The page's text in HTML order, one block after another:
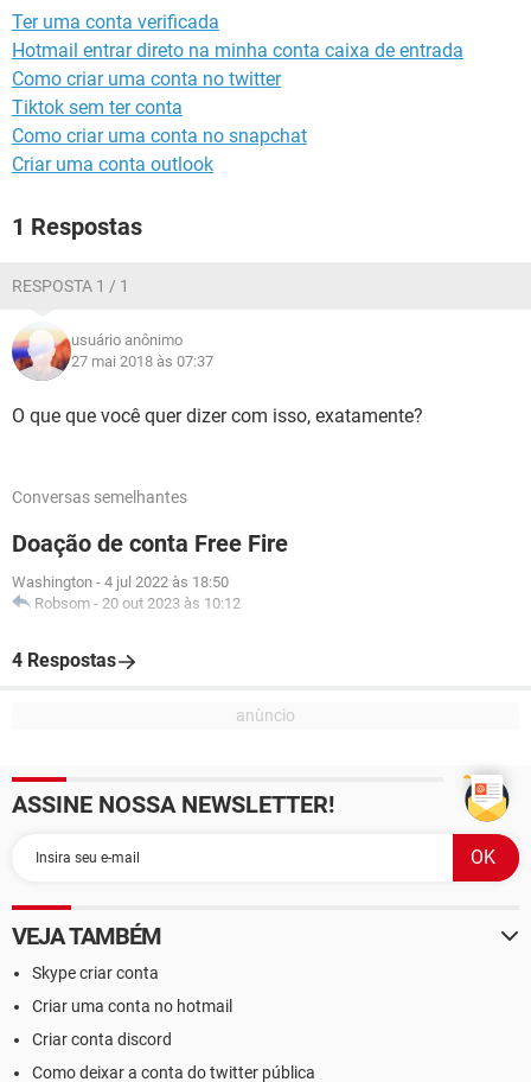
GUIA DE COMPRAS
Ter uma conta verificada
Hotmail entrar direto na minha conta caixa de entrada
Como criar uma conta no twitter
Tiktok sem ter conta
Como criar uma conta no snapchat
Criar uma conta outlook
1 Respostas
RESPOSTA 1 / 1
usuário anônimo
27 mai 2018 às 07:37
O que que você quer dizer com isso, exatamente?
Conversas semelhantes
Doação de conta Free Fire
Washington - 4 jul 2022 às 18:50
Robsom - 20 out 2023 às 10:12
4 Respostas
ASSINE NOSSA NEWSLETTER!
VEJA TAMBÉM
Skype criar conta
Criar uma conta no hotmail
Criar conta discord
Como deixar a conta do twitter pública